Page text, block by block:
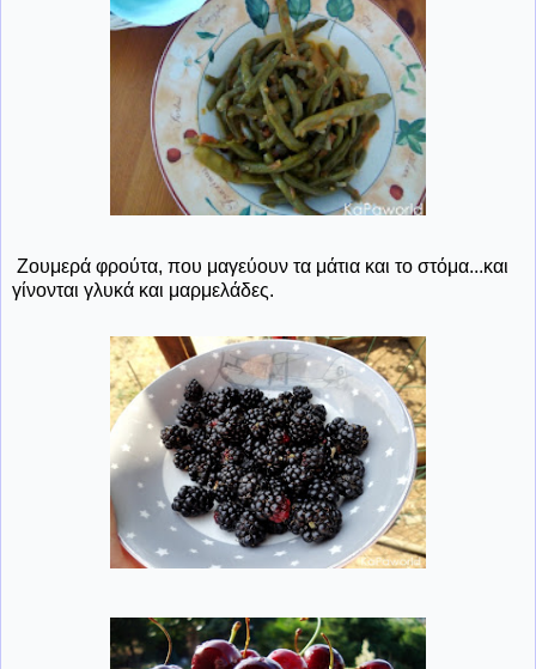
Ζουμερά φρούτα, που μαγεύουν τα μάτια και το στόμα...και
γίνονται γλυκά και μαρμελάδες.